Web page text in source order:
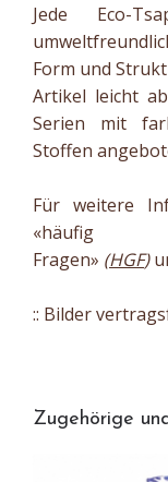
Jede Eco-
Form und
Artikel leicht
Serien mit
Stoffen
Für weitere
Fragen» (HGF)
:: Bilder
Zugehörige